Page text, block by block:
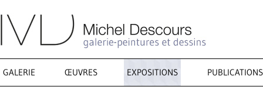
GALERIE ŒUVRES EXPOSITIONS PUBLICATIONS